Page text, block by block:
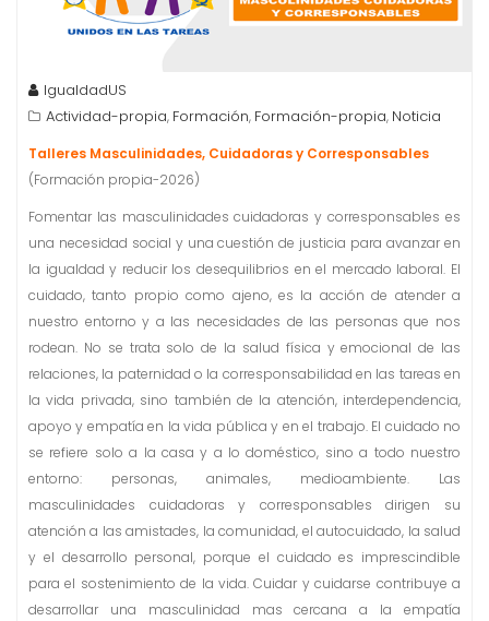
IgualdadUS
Actividad-propia, Formación, Formación-propia, Noticia
Talleres Masculinidades, Cuidadoras y Corresponsables
(Formación propia-2026)
Fomentar las masculinidades cuidadoras y corresponsables es
una necesidad social y una cuestión de justicia para avanzar en
la igualdad y reducir los desequilibrios en el mercado laboral. El
cuidado, tanto propio como ajeno, es la acción de atender a
nuestro entorno y a las necesidades de las personas que nos
rodean. No se trata solo de la salud física y emocional de las
relaciones, la paternidad o la corresponsabilidad en las tareas en
la vida privada, sino también de la atención, interdependencia,
apoyo y empatía en la vida pública y en el trabajo. El cuidado no
se refiere solo a la casa y a lo doméstico, sino a todo nuestro
entorno: personas, animales, medioambiente. Las
masculinidades cuidadoras y corresponsables dirigen su
atención a las amistades, la comunidad, el autocuidado, la salud
y el desarrollo personal, porque el cuidado es imprescindible
para el sostenimiento de la vida. Cuidar y cuidarse contribuye a
desarrollar una masculinidad mas cercana a la empatía